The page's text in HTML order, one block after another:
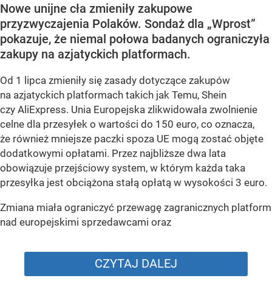
Nowe unijne cła zmieniły zakupowe
przyzwyczajenia Polaków. Sondaż dla „Wprost”
pokazuje, że niemal połowa badanych ograniczyła
zakupy na azjatyckich platformach.
Od 1 lipca zmieniły się zasady dotyczące zakupów
na azjatyckich platformach takich jak Temu, Shein
czy AliExpress. Unia Europejska zlikwidowała zwolnienie
celne dla przesyłek o wartości do 150 euro, co oznacza,
że również mniejsze paczki spoza UE mogą zostać objęte
dodatkowymi opłatami. Przez najbliższe dwa lata
obowiązuje przejściowy system, w którym każda taka
przesyłka jest obciążona stałą opłatą w wysokości 3 euro.
Zmiana miała ograniczyć przewagę zagranicznych platform
nad europejskimi sprzedawcami oraz
CZYTAJ DALEJ